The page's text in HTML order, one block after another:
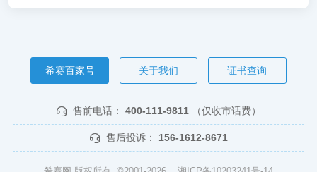
希赛百家号 关于我们 证书查询
售前电话： 400-111-9811 （仅收市话费）
售后投诉： 156-1612-8671